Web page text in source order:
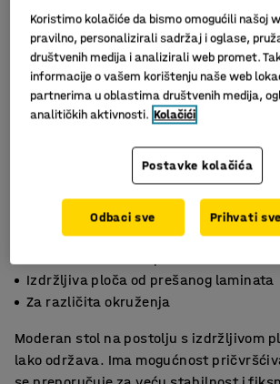
Izdržljiva ploča od prešanog laminata
Za različita okruženja
Moderan stol na postolju s izdržljivom
lako održava. Ima mogućnost
Koristimo kolačiće da bismo omogućili našoj
pravilno, personalizirali sadržaj i oglase,
društvenih medija i analizirali web promet.
informacije o vašem korištenju naše web
partnerima u oblastima društvenih medija,
analitičkih aktivnosti. Kolačići
Postavke kolačića
Odbaci sve Prihvati